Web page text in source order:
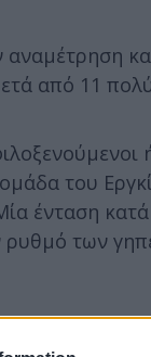
από 11
του
ένταση κατά
των